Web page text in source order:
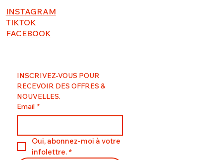
INSTAGRAM
TIKTOK
FACEBOOK
INSCRIVEZ-VOUS POUR
RECEVOIR DES OFFRES &
NOUVELLES.
Email *
Oui, abonnez-moi à votre
infolettre. *